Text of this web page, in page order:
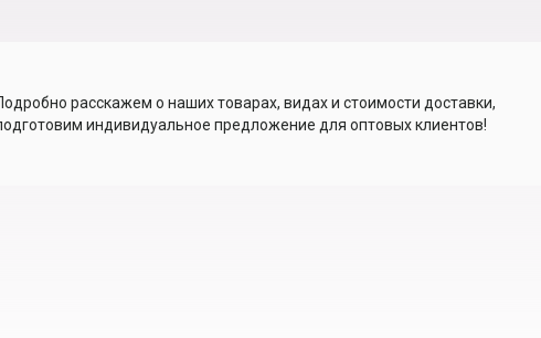
расскажем о наших товарах, видах и стоимости доставки,
индивидуальное предложение для оптовых клиентов!